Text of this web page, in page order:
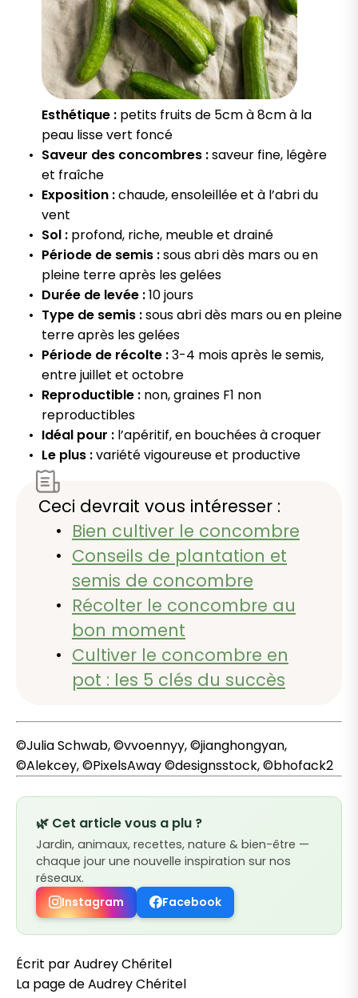
Esthétique : petits fruits de 5cm à 8cm à la
peau lisse vert foncé
Saveur des concombres :saveur fine, légère
et fraîche
Exposition :chaude, ensoleillée et à l’abri du
vent
Sol : profond, riche, meuble et drainé
Période de semis :sous abri dès mars ou en
pleine terre après les gelées
Durée de levée :10 jours
Type de semis :sous abri dès mars ou en pleine
terre après les gelées
Période de récolte :3-4 mois après le semis,
entre juillet et octobre
Reproductible : non, graines F1 non
reproductibles
Idéal pour : l’apéritif, en bouchées à croquer
Le plus :variété vigoureuse et productive
Ceci devrait vous intéresser :
Bien cultiver le concombre
Conseils de plantation et
semis de concombre
Récolter le concombre au
bon moment
Cultiver le concombre en
pot : les 5 clés du succès
©Julia Schwab,©vvoennyy,©jianghongyan,
©Alekcey, ©PixelsAway ©designsstock, ©bhofack2
🌿 Cet article vous a plu ?
Jardin, animaux, recettes, nature & bien-être —
chaque jour une nouvelle inspiration sur nos
réseaux.
Instagram
Facebook
Écrit par Audrey Chéritel
La page de Audrey Chéritel